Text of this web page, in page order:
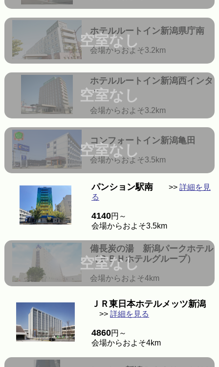
空室なし
ホテルルートイン新潟県庁南
会場からおよそ3.2km
空室なし
ホテルルートイン新潟西インタ
ー
会場からおよそ3.2km
空室なし
コンフォートイン新潟亀田
会場からおよそ3.5km
パンション駅南 >> 詳細を見
る
4140円～
会場からおよそ3.5km
空室なし
備長炭の湯 新潟パークホテル
（ＢＢＨホテルグループ）
会場からおよそ4km
ＪＲ東日本ホテルメッツ新潟
>> 詳細を見る
4860円～
会場からおよそ4km